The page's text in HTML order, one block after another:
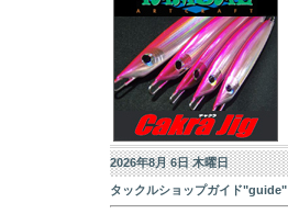
2026年8月 6日 木曜日
タックルショップガイド"guide"